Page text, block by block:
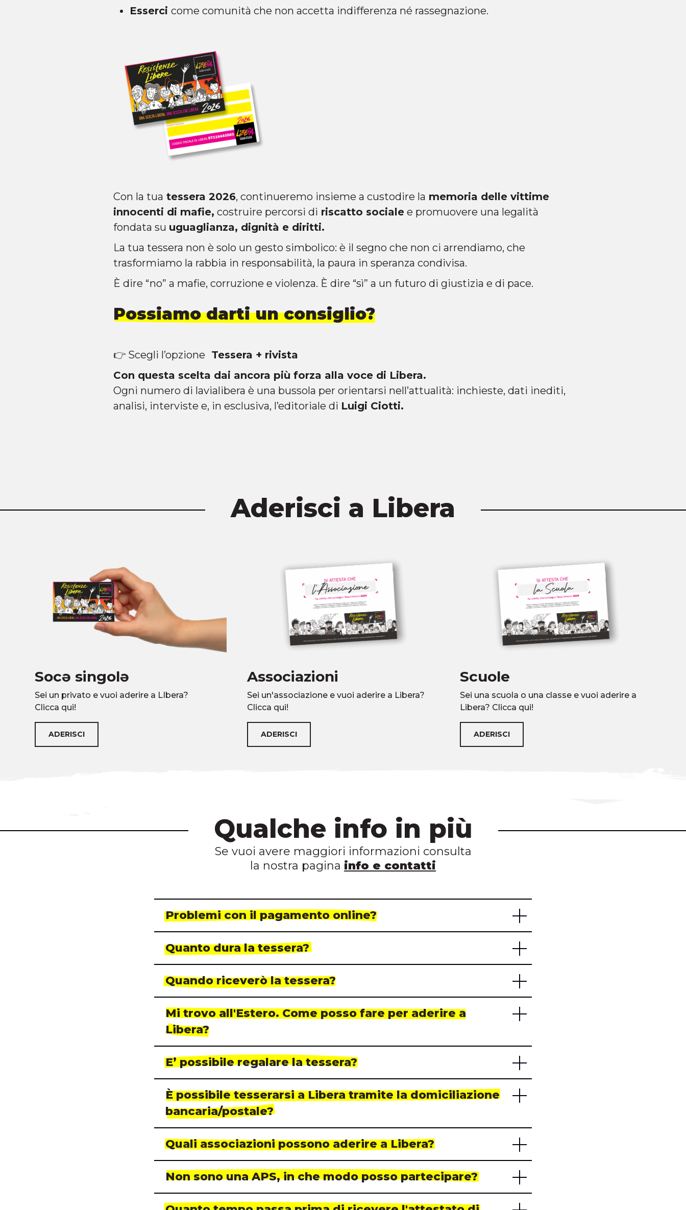
Esserci come comunità che non accetta indifferenza né rassegnazione.
Con la tua tessera 2026, continueremo insieme a custodire la memoria delle vittime
innocenti di mafie, costruire percorsi di riscatto sociale e promuovere una legalità
fondata su uguaglianza, dignità e diritti.
La tua tessera non è solo un gesto simbolico: è il segno che non ci arrendiamo, che
trasformiamo la rabbia in responsabilità, la paura in speranza condivisa.
È dire “no” a mafie, corruzione e violenza. È dire “sì” a un futuro di giustizia e di pace.
Possiamo darti un consiglio?
👉 Scegli l’opzione Tessera + rivista
Con questa scelta dai ancora più forza alla voce di Libera.
Ogni numero di lavialibera è una bussola per orientarsi nell’attualità: inchieste, dati inediti,
analisi, interviste e, in esclusiva, l’editoriale di Luigi Ciotti.
Aderisci a Libera
Socə singolə
Sei un privato e vuoi aderire a LIbera?
Clicca qui!
ADERISCI
Associazioni
Sei un'associazione e vuoi aderire a Libera?
Clicca qui!
ADERISCI
Scuole
Sei una scuola o una classe e vuoi aderire a
Libera? Clicca qui!
ADERISCI
Qualche info in più
Se vuoi avere maggiori informazioni consulta
la nostra pagina info e contatti
Problemi con il pagamento online?
Quanto dura la tessera?
Quando riceverò la tessera?
Mi trovo all'Estero. Come posso fare per aderire a
Libera?
E’ possibile regalare la tessera?
È possibile tesserarsi a Libera tramite la domiciliazione
bancaria/postale?
Quali associazioni possono aderire a Libera?
Non sono una APS, in che modo posso partecipare?